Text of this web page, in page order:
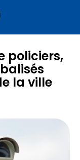
policiers,
la ville